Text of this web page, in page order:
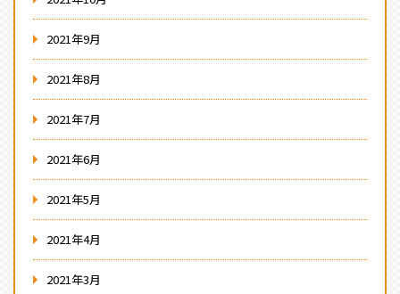
2021年9月
2021年8月
2021年7月
2021年6月
2021年5月
2021年4月
2021年3月